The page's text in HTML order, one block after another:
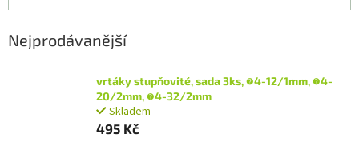
Nejprodávanější
vrtáky stupňovité, sada 3ks, ∅4-12/1mm, ∅4-
20/2mm, ∅4-32/2mm
Skladem
495 Kč